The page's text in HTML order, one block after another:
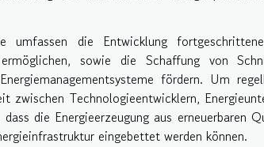
umfassen die Entwicklung
ermöglichen, sowie die Schaffung von
fördern. Um
zwischen Technologieentwicklern,
die Energieerzeugung aus erneuerbaren
eingebettet werden können.